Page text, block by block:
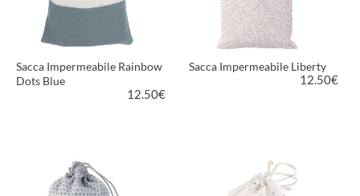
Sacca Impermeabile Rainbow
Dots Blue
12.50€
VEDI PRODOTTO
Sacca Impermeabile Liberty
12.50€
VEDI PRODOTTO